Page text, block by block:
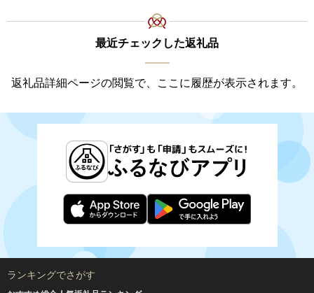
最近チェックした返礼品
返礼品詳細ページの閲覧で、ここに履歴が表示されます。
ランキングでさがす